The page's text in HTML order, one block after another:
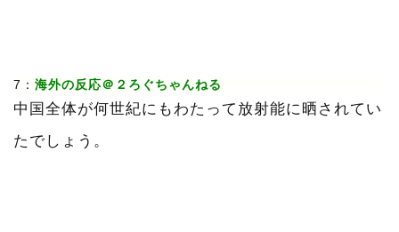
7： 海外の反応＠２ろぐちゃんねる
中国全体が何世紀にもわたって放射能に晒されてい
たでしょう。